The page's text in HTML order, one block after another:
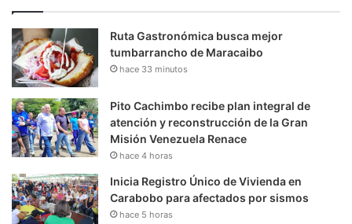
Ruta Gastronómica busca mejor
tumbarrancho de Maracaibo
hace 33 minutos
Pito Cachimbo recibe plan integral de
atención y reconstrucción de la Gran
Misión Venezuela Renace
hace 4 horas
Inicia Registro Único de Vivienda en
Carabobo para afectados por sismos
hace 5 horas